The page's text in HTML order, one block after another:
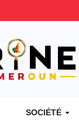
SOCIÉTÉ